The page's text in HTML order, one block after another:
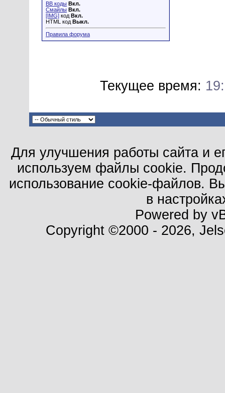
BB коды Вкл.
Смайлы Вкл.
[IMG] код Вкл.
HTML код Выкл.
Правила форума
Текущее время:
Для улучшения работы сайта и
используем файлы cookie.
использование cookie-файлов.
в
Powered by
Copyright ©2000 - 2026,